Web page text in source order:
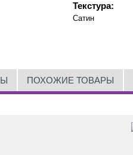
Текстура:
Сатин
ПОХОЖИЕ ТОВАРЫ